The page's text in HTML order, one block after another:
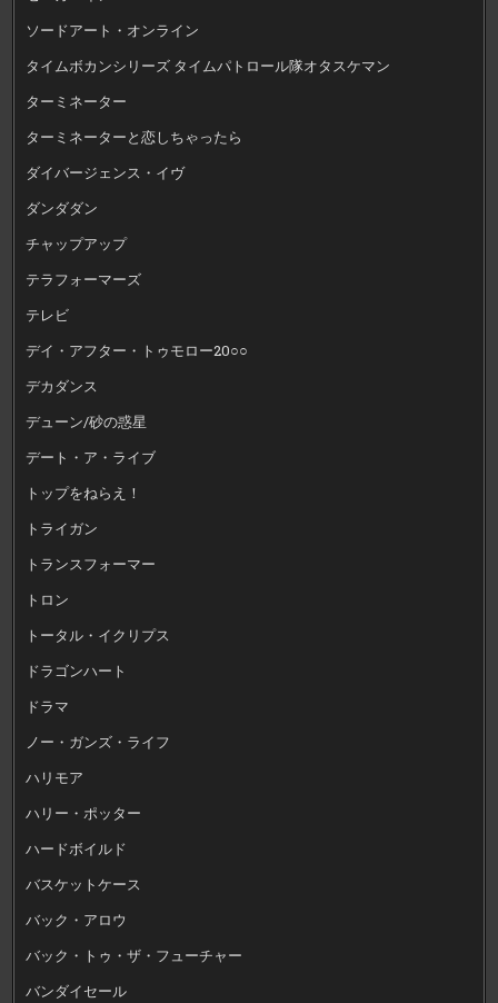
ソードアート・オンライン
タイムボカンシリーズ タイムパトロール隊オタスケマン
ターミネーター
ターミネーターと恋しちゃったら
ダイバージェンス・イヴ
ダンダダン
チャップアップ
テラフォーマーズ
テレビ
デイ・アフター・トゥモロー20○○
デカダンス
デューン/砂の惑星
デート・ア・ライブ
トップをねらえ！
トライガン
トランスフォーマー
トロン
トータル・イクリプス
ドラゴンハート
ドラマ
ノー・ガンズ・ライフ
ハリモア
ハリー・ポッター
ハードボイルド
バスケットケース
バック・アロウ
バック・トゥ・ザ・フューチャー
バンダイセール